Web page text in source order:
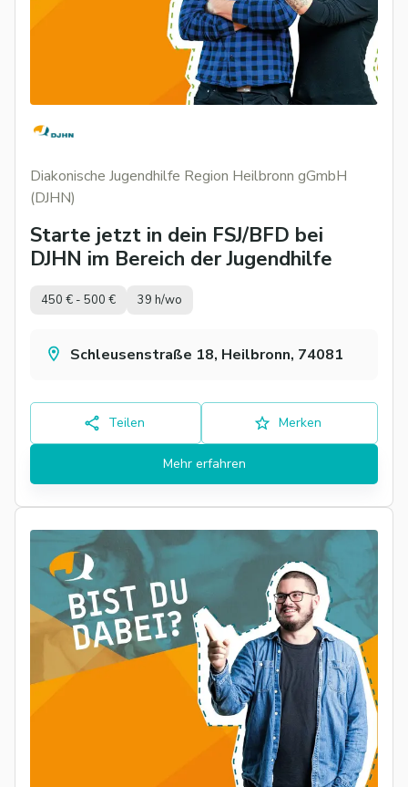
Diakonische Jugendhilfe Region Heilbronn gGmbH
(DJHN)
Starte jetzt in dein FSJ/BFD bei
DJHN im Bereich der Jugendhilfe
450 € - 500 € 39 h/wo
Schleusenstraße 18, Heilbronn, 74081
Teilen Merken
Mehr erfahren